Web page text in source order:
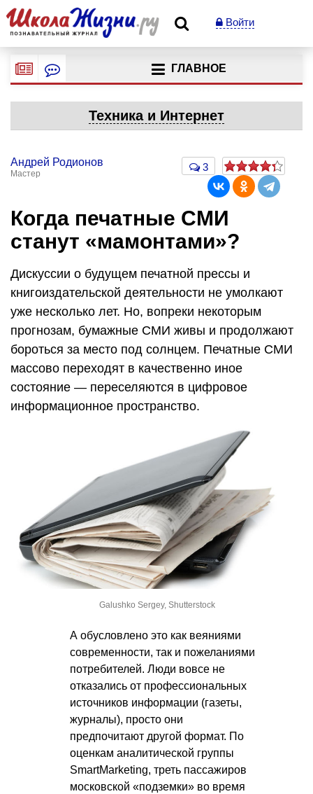
Войти
ГЛАВНОЕ
Техника и Интернет
Андрей Родионов
Мастер
3
Когда печатные СМИ
станут «мамонтами»?
Дискуссии о будущем печатной прессы и
книгоиздательской деятельности не умолкают
уже несколько лет. Но, вопреки некоторым
прогнозам, бумажные СМИ живы и продолжают
бороться за место под солнцем. Печатные СМИ
массово переходят в качественно иное
состояние — переселяются в цифровое
информационное пространство.
Galushko Sergey, Shutterstock
А обусловлено это как веяниями
современности, так и пожеланиями
потребителей. Люди вовсе не
отказались от профессиональных
источников информации (газеты,
журналы), просто они
предпочитают другой формат. По
оценкам аналитической группы
SmartMarketing, треть пассажиров
московской «подземки» во время